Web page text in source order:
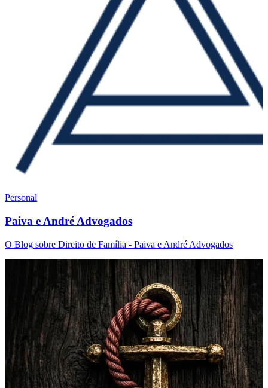
Personal
Paiva e André Advogados
O Blog sobre Direito de Família - Paiva e André Advogados